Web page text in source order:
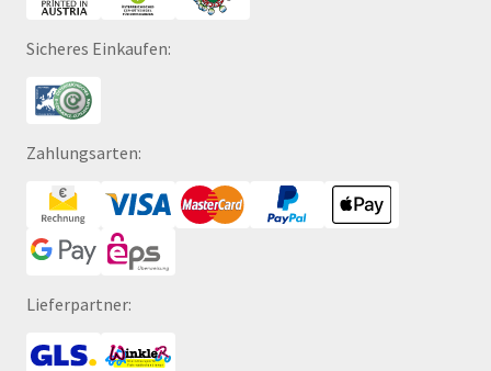
Sicheres Einkaufen:
Zahlungsarten:
Lieferpartner: